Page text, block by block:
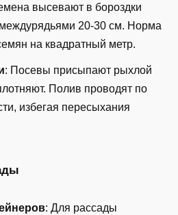
высевают в бороздки
20-30 см. Норма
на квадратный метр.
: Посевы присыпают рыхлой
Полив проводят по
избегая пересыхания
: Для рассады